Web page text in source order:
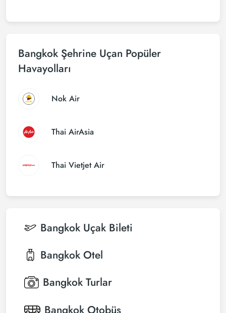
Bangkok Şehrine Uçan Popüler
Havayolları
Nok Air
Thai AirAsia
Thai Vietjet Air
Bangkok Uçak Bileti
Bangkok Otel
Bangkok Turlar
Bangkok Otobüs